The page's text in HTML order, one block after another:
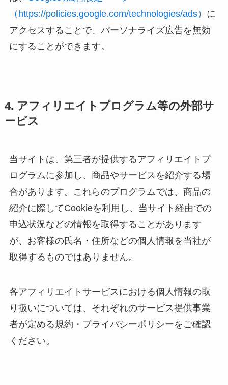
（https://policies.google.com/technologies/ads） に
アクセスすることで、パーソナライズ広告を無効
にすることができます。
4. アフィリエイトプログラム等の外部サ
ービス
当サイトは、第三者が提供するアフィリエイトプ
ログラムに参加し、商品やサービスを紹介する場
合があります。これらのプログラムでは、商品の
紹介に際してCookieを利用し、当サイト経由での
申込状況などの情報を取得することがあります
が、お客様の氏名・住所などの個人情報を当社が
取得するものではありません。
各アフィリエイトサービスにおける個人情報の取
り扱いについては、それぞれのサービス提供事業
者が定める規約・プライバシーポリシーをご確認
ください。